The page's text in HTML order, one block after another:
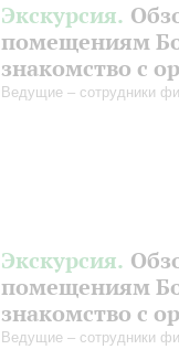
Экскурсия.
помещениям
знакомство с
Ведущие – сотрудники
Экскурсия.
помещениям
знакомство с
Ведущие – сотрудники